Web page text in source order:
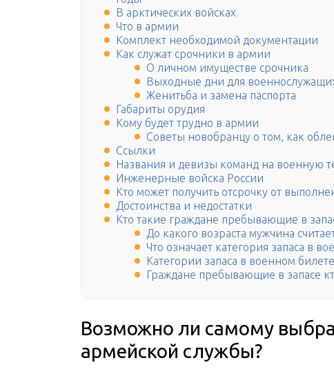
В арктических войсках
Что в армии
Комплект необходимой документации
Как служат срочники в армии
О личном имуществе срочника
Выходные дни для
Женитьба и замена паспорта
Габариты орудия
Кому будет трудно в армии
Советы новобранцу о том, как
Ссылки
Названия и девизы команд на военную
Инженерные войска России
Кто может получить отсрочку от
Достоинства и недостатки
Кто такие граждане пребывающие в
До какого возраста мужчина
Что означает категория запаса в
Категории запаса в военном билете
Граждане пребывающие в запасе
Возможно ли самому
армейской службы?